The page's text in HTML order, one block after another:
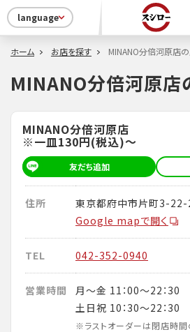
language
ホーム お店を探す MINANO分倍河原店
MINANO分倍河原店
MINANO分倍河原店
※一皿130円(税込)～
友だち追加
住所
東京都府中市片町3-
Google mapで開く
TEL 042-352-0940
営業時間
月～金 11：00～22：30
土日祝 10：30～22：30
※ラストオーダーは閉店時間